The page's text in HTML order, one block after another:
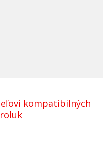
kompatibilných